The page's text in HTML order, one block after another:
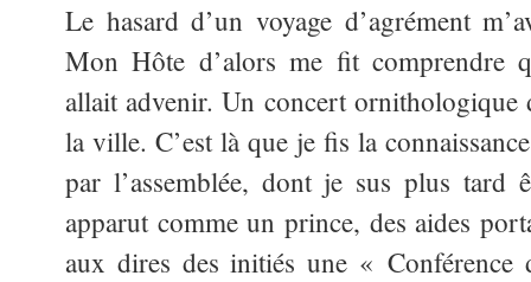
Le hasard d’un voyage d’agrément
Mon Hôte d’alors me fit comprendre
allait advenir. Un concert ornithologique
la ville. C’est là que je fis la
par l’assemblée, dont je sus plus tard
apparut comme un prince, des aides
aux dires des initiés une «